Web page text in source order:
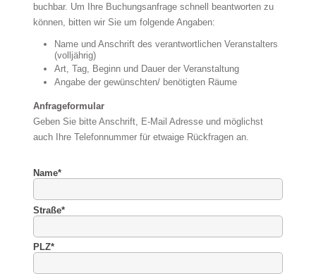
buchbar. Um Ihre Buchungsanfrage schnell beantworten zu
können, bitten wir Sie um folgende Angaben:
Name und Anschrift des verantwortlichen Veranstalters
(volljährig)
Art, Tag, Beginn und Dauer der Veranstaltung
Angabe der gewünschten/ benötigten Räume
Anfrageformular
Geben Sie bitte Anschrift, E-Mail Adresse und möglichst
auch Ihre Telefonnummer für etwaige Rückfragen an.
Name*
Straße*
PLZ*